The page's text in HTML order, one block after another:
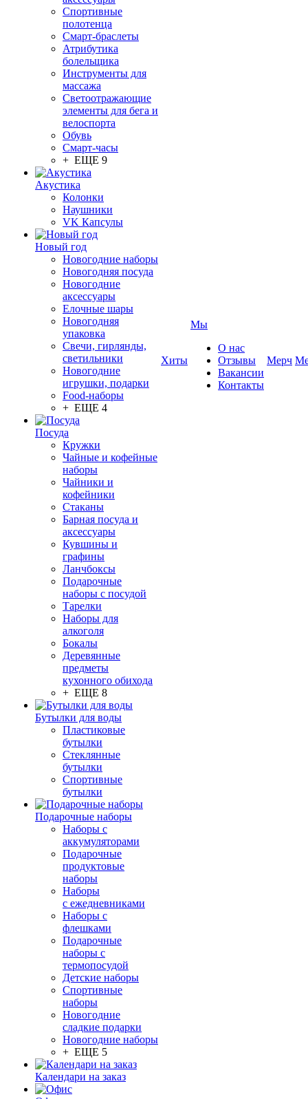
Спортивные
полотенца
Смарт-браслеты
Атрибутика
болельщика
Инструменты для
массажа
Светоотражающие
элементы для бега и
велоспорта
Обувь
Смарт-часы
+ ЕЩЕ 9
Акустика
Колонки
Наушники
VK Капсулы
Новый год
Новогодние наборы
Новогодняя посуда
Новогодние
аксессуары
Елочные шары
Новогодняя
упаковка
Свечи, гирлянды,
светильники
Новогодние
игрушки, подарки
Food-наборы
+ ЕЩЕ 4
Посуда
Кружки
Чайные и кофейные
наборы
Чайники и
кофейники
Стаканы
Барная посуда и
аксессуары
Кувшины и
графины
Ланчбоксы
Подарочные
наборы с посудой
Тарелки
Наборы для
алкоголя
Бокалы
Деревянные
предметы
кухонного обихода
+ ЕЩЕ 8
Бутылки для воды
Пластиковые
бутылки
Стеклянные
бутылки
Спортивные
бутылки
Подарочные наборы
Наборы с
аккумуляторами
Подарочные
продуктовые
наборы
Наборы
с ежедневниками
Наборы с
флешками
Подарочные
наборы с
термопосудой
Детские наборы
Спортивные
наборы
Новогодние
сладкие подарки
Новогодние наборы
+ ЕЩЕ 5
Календари на заказ
Хиты
Мы
О нас
Отзывы
Вакансии
Контакты
Мерч